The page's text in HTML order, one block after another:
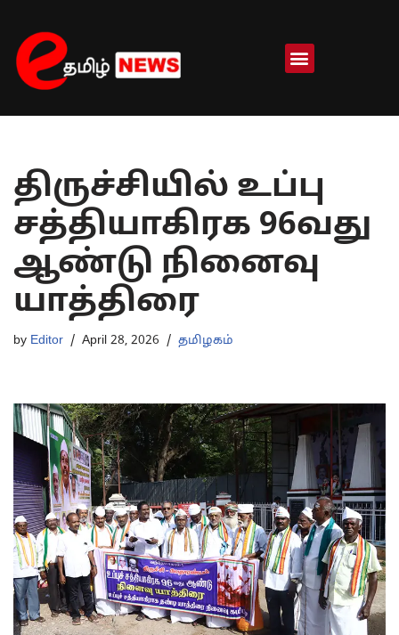
Skip
to
content
திருச்சியில் உப்பு
சத்தியாகிரக 96வது
ஆண்டு நினைவு
யாத்திரை
by Editor April 28, 2026 தமிழகம்